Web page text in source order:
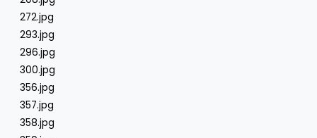
272.jpg
293.jpg
296.jpg
300.jpg
356.jpg
357.jpg
358.jpg